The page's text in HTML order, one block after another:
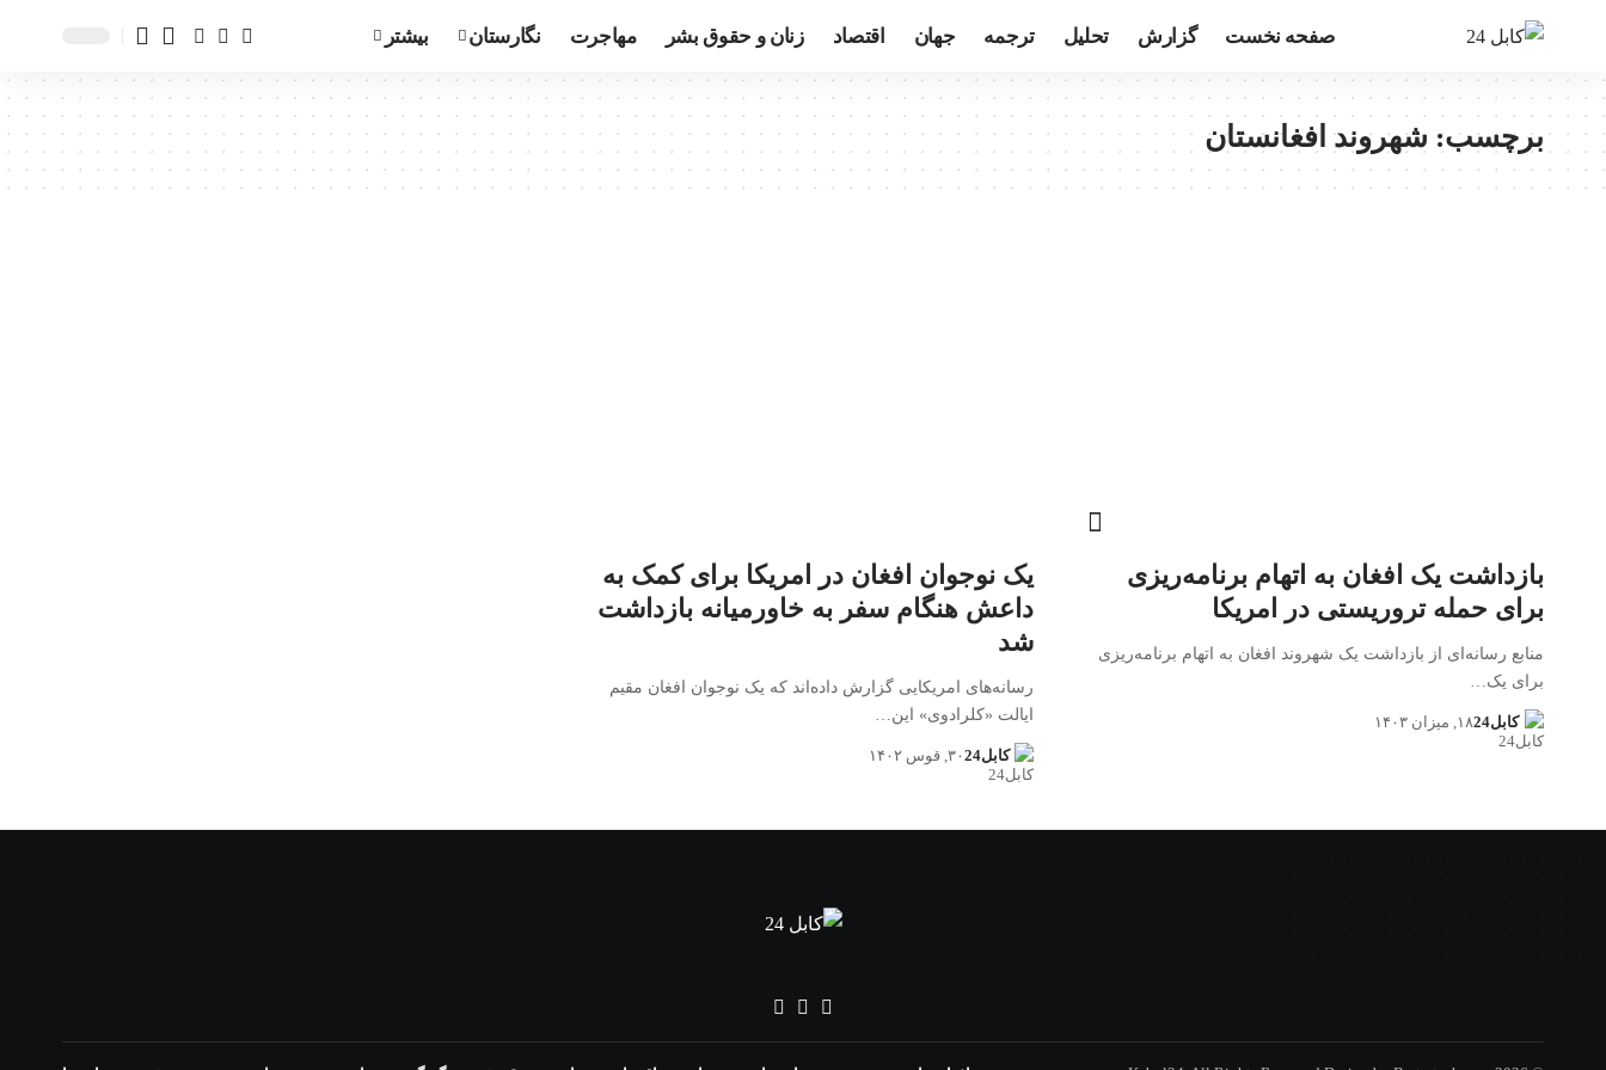
صفحه نخست گزارش تحلیل ترجمه جهان اقتصاد زنان و حقوق بشر مهاجرت نگارستان بیشتر
برچسب: شهروند افغانستان
بازداشت یک افغان به اتهام برنامه‌ریزی
برای حمله تروریستی در امریکا
منابع رسانه‌ای از بازداشت یک شهروند افغان به اتهام برنامه‌ریزی
برای یک…
کابل24 ۱۸, میزان ۱۴۰۳
یک نوجوان افغان در امریکا برای کمک به
داعش هنگام سفر به خاورمیانه بازداشت
شد
رسانه‌های امریکایی گزارش داده‌اند که یک نوجوان افغان مقیم
ایالت «کلرادوی» این…
کابل24 ۳۰, قوس ۱۴۰۲